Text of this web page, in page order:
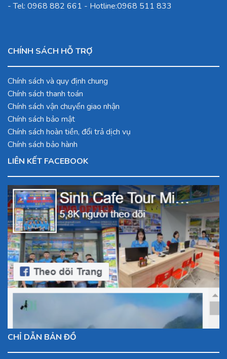
- Tel: 0968 882 661 - Hotline:0968 511 833
CHÍNH SÁCH HỖ TRỢ
Chính sách và quy định chung
Chính sách thanh toán
Chính sách vận chuyển giao nhận
Chính sách bảo mật
Chính sách hoàn tiền, đổi trả dịch vụ
Chính sách bảo hành
LIÊN KẾT FACEBOOK
CHỈ DẪN BẢN ĐỒ